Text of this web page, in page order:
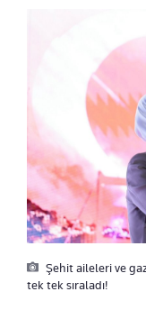
Şehit aileleri ve
tek tek sıraladı!